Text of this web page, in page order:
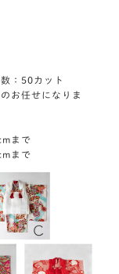
：50カット
お任せになりま
まで
で